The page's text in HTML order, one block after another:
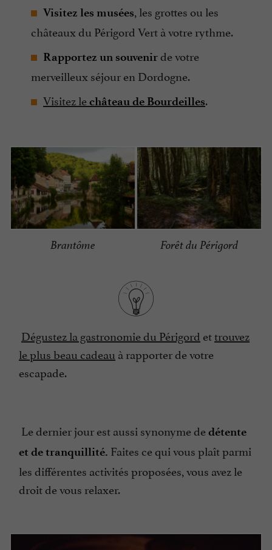
Visitez les musées, les grottes ou les
châteaux du Périgord Vert à votre rythme.
Rapportez un souvenirde votre
merveilleux séjour en Dordogne.
Visitez lechâteau de Bourdeilles.
Brantôme Forêt du Périgord
Dégustez la gastronomie du Périgord ettrouvez
le plus beau cadeau à rapporter de votre
escapade.
Le dernier jour est aussi synonyme dedétente
et de tranquillité. Faites ce qui vous plaît parmi
les différentes activités proposées, vous avez le
droit de vous relaxer.